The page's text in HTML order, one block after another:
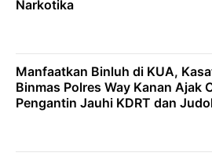
Narkotika
Manfaatkan Binluh di KUA,
Binmas Polres Way Kanan Ajak
Pengantin Jauhi KDRT dan